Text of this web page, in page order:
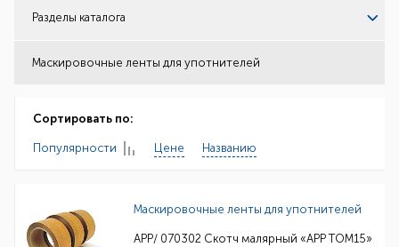
Разделы каталога
Маскировочные ленты для употнителей
Сортировать по:
Популярности Цене Названию
Маскировочные ленты для употнителей
APP/ 070302 Скотч малярный «APP TOM15»